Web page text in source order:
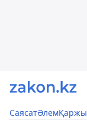
СаясатӘлемҚаржы